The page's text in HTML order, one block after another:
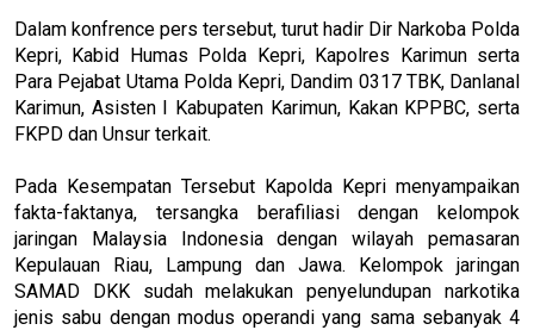
Dalam konfrence pers tersebut, turut hadir Dir Narkoba Polda
Kepri, Kabid Humas Polda Kepri, Kapolres Karimun serta
Para Pejabat Utama Polda Kepri, Dandim 0317 TBK, Danlanal
Karimun, Asisten I Kabupaten Karimun, Kakan KPPBC, serta
FKPD dan Unsur terkait.
Pada Kesempatan Tersebut Kapolda Kepri menyampaikan
fakta-faktanya, tersangka berafiliasi dengan kelompok
jaringan Malaysia Indonesia dengan wilayah pemasaran
Kepulauan Riau, Lampung dan Jawa. Kelompok jaringan
SAMAD DKK sudah melakukan penyelundupan narkotika
jenis sabu dengan modus operandi yang sama sebanyak 4